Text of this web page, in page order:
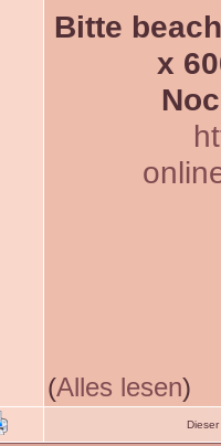
Bitte
x
(Alles lesen)